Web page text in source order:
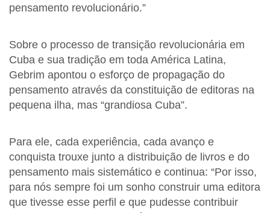
pensamento revolucionário.”
Sobre o processo de transição revolucionária em
Cuba e sua tradição em toda América Latina,
Gebrim apontou o esforço de propagação do
pensamento através da constituição de editoras na
pequena ilha, mas “grandiosa Cuba”.
Para ele, cada experiência, cada avanço e
conquista trouxe junto a distribuição de livros e do
pensamento mais sistemático e continua: “Por isso,
para nós sempre foi um sonho construir uma editora
que tivesse esse perfil e que pudesse contribuir